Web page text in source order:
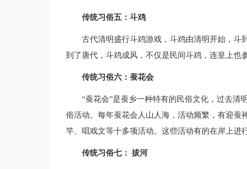
传统习俗五：斗鸡
古代清明盛行斗鸡游戏，斗鸡由清明开始，斗
到了唐代，斗鸡成风，不仅是民间斗鸡，连皇上也
传统习俗六：蚕花会
“蚕花会”是蚕乡一种特有的民俗文化，过去清
俗活动。每年蚕花会人山人海，活动频繁，有迎蚕
竿、唱戏文等十多项活动。这些活动有的在岸上进
传统习俗七： 拔河